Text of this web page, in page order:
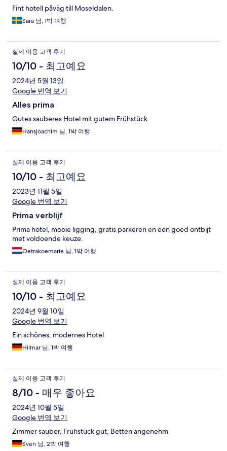
Fint hotell påväg till Moseldalen.
Sara 님, 1박 여행
실제 이용 고객 후기
10/10 - 최고예요
2024년 5월 13일
Google 번역 보기
Alles prima
Gutes sauberes Hotel mit gutem Frühstück
Hansjoachim 님, 1박 여행
실제 이용 고객 후기
10/10 - 최고예요
2023년 11월 5일
Google 번역 보기
Prima verblijf
Prima hotel, mooie ligging, gratis parkeren en een goed ontbijt
met voldoende keuze.
Oetrakoemarie 님, 1박 여행
실제 이용 고객 후기
10/10 - 최고예요
2024년 9월 10일
Google 번역 보기
Ein schönes, modernes Hotel
Hilmar 님, 1박 여행
실제 이용 고객 후기
8/10 - 매우 좋아요
2024년 10월 5일
Google 번역 보기
Zimmer sauber, Frühstück gut, Betten angenehm
Sven 님, 2박 여행